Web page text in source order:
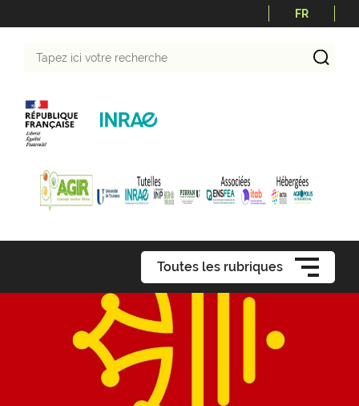
FR
Toutes les rubriques